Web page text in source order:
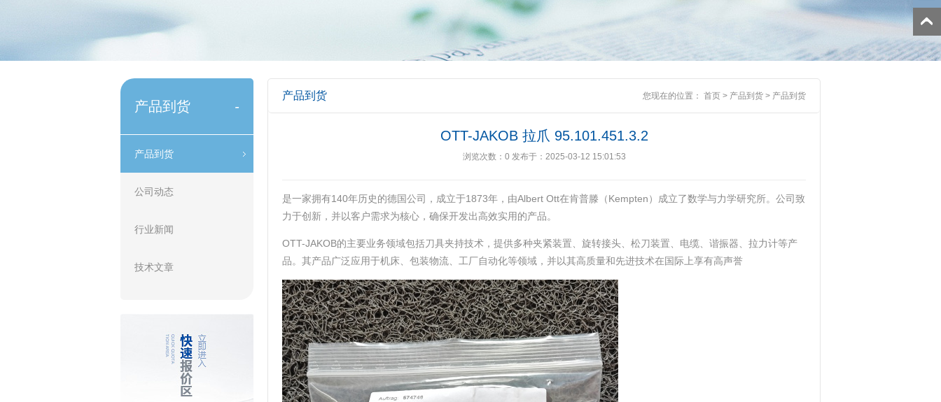
产品到货 -
产品到货
公司动态
行业新闻
技术文章
产品到货 您现在的位置： 首页 > 产品到货 > 产品到货
OTT-JAKOB 拉爪 95.101.451.3.2
浏览次数： 0 发布于：2025-03-12 15:01:53
是一家拥有140年历史的德国公司，成立于1873年，由Albert Ott在肯普滕（Kempten）成立了数学与力学研究所。公司致
力于创新，并以客户需求为核心，确保开发出高效实用的产品‌。
OTT-JAKOB的主要业务领域包括刀具夹持技术，提供多种夹紧装置、旋转接头、松刀装置、电缆、谐振器、拉力计等产
品。其产品广泛应用于机床、包装物流、工厂自动化等领域，并以其高质量和先进技术在国际上享有高声誉‌